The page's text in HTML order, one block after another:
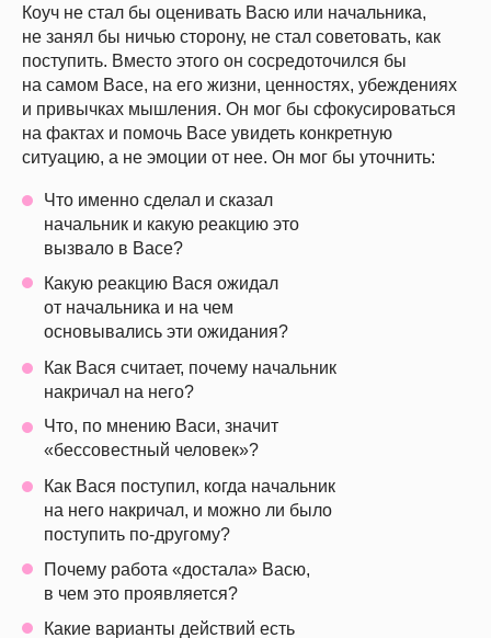
Коуч не стал бы оценивать Васю или начальника,
не занял бы ничью сторону, не стал советовать, как
поступить. Вместо этого он сосредоточился бы
на самом Васе, на его жизни, ценностях, убеждениях
и привычках мышления. Он мог бы сфокусироваться
на фактах и помочь Васе увидеть конкретную
ситуацию, а не эмоции от нее. Он мог бы уточнить:
Что именно сделал и сказал
начальник и какую реакцию это
вызвало в Васе?
Какую реакцию Вася ожидал
от начальника и на чем
основывались эти ожидания?
Как Вася считает, почему начальник
накричал на него?
Что, по мнению Васи, значит
«бессовестный человек»?
Как Вася поступил, когда начальник
на него накричал, и можно ли было
поступить по-другому?
Почему работа «достала» Васю,
в чем это проявляется?
Какие варианты действий есть
Скидки до конца мая
Успейте зафиксировать скидку
до–20%на обучение Подробнее